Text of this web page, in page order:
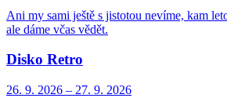
Ani my sami ještě s jistotou nevíme, kam
ale dáme včas vědět.
Disko Retro
26. 9. 2026 – 27. 9. 2026